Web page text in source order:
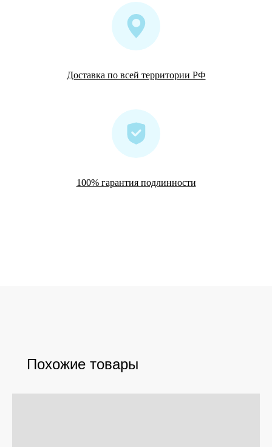
Доставка по всей территории РФ
100% гарантия подлинности
Похожие товары